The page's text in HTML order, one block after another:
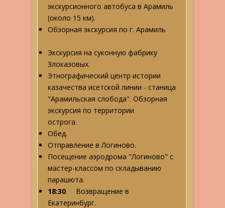
экскурсионного автобуса в Арамиль
(около 15 км).
Обзорная экскурсия по г. Арамиль
Экскурсия на суконную фабрику
Злоказовых.
Этнографический центр истории
казачества исетской линии - станица
"Арамильская слобода". Обзорная
экскурсия по территории
острога.
Обед.
Отправление в Логиново.
Посещение аэродрома "Логиново" с
мастер-классом по складыванию
парашюта.
18:30 Возвращение в
Екатеринбург.